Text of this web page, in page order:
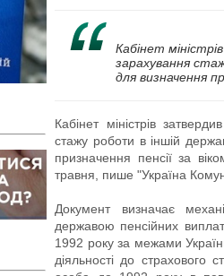
Кабінет
зарахування
для визначення
Кабінет міністрів
стажу роботи в іншій
призначення пенсії за
травня, пише "Україна
Документ визначає
державою пенсійних
1992 року за межами
діяльності до